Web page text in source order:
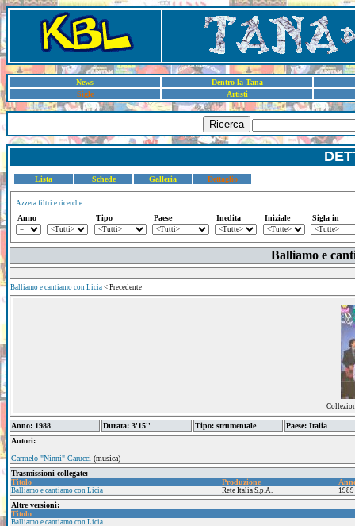
News
Dentro la Tana
Sigle
Artisti
Ricerca
Lista Schede Galleria Dettaglio
Azzera filtri e ricerche
Anno Tipo Paese Inedita Iniziale Sigla in
Balliamo e
Balliamo e cantiamo con Licia < Precedente
Anno: 1988 Durata: 3'15'' Tipo: strumentale
Paese: Italia
Autori:
Carmelo "Ninni" Carucci (musica)
Trasmissioni collegate:
Titolo
Produzione
Balliamo e cantiamo con Licia Rete Italia S.p.A. 1989
Altre versioni:
Titolo
Balliamo e cantiamo con Licia